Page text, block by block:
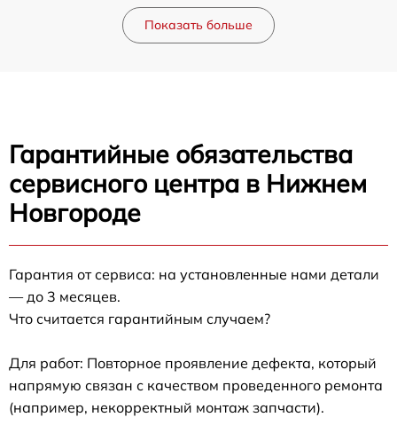
Показать больше
Гарантийные обязательства
сервисного центра в Нижнем
Новгороде
Гарантия от сервиса: на установленные нами детали
— до 3 месяцев.
Что считается гарантийным случаем?
Для работ: Повторное проявление дефекта, который
напрямую связан с качеством проведенного ремонта
(например, некорректный монтаж запчасти).